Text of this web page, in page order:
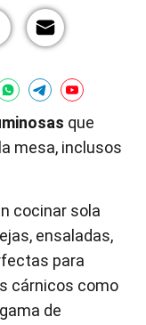
que
mesa, inclusos
cocinar sola
ensaladas,
para
cárnicos como
de